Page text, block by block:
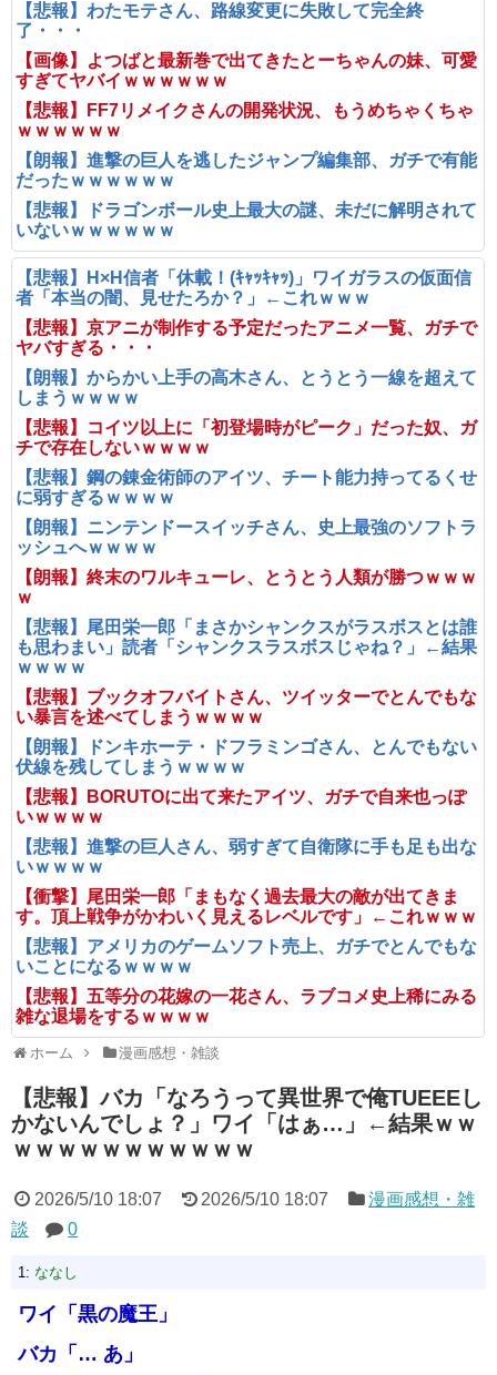
【悲報】わたモテさん、路線変更に失敗して完全終
了・・・
【画像】よつばと最新巻で出てきたとーちゃんの妹、可愛
すぎてヤバイｗｗｗｗｗｗ
【悲報】FF7リメイクさんの開発状況、もうめちゃくちゃ
ｗｗｗｗｗｗ
【朗報】進撃の巨人を逃したジャンプ編集部、ガチで有能
だったｗｗｗｗｗｗ
【悲報】ドラゴンボール史上最大の謎、未だに解明されて
いないｗｗｗｗｗｗ
【悲報】H×H信者「休載！(ｷｬｯｷｬｯ)」ワイガラスの仮面信
者「本当の闇、見せたろか？」←これｗｗｗ
【悲報】京アニが制作する予定だったアニメ一覧、ガチで
ヤバすぎる・・・
【朗報】からかい上手の高木さん、とうとう一線を超えて
しまうｗｗｗｗ
【悲報】コイツ以上に「初登場時がピーク」だった奴、ガ
チで存在しないｗｗｗｗ
【悲報】鋼の錬金術師のアイツ、チート能力持ってるくせ
に弱すぎるｗｗｗｗ
【朗報】ニンテンドースイッチさん、史上最強のソフトラ
ッシュへｗｗｗｗ
【朗報】終末のワルキューレ、とうとう人類が勝つｗｗｗ
ｗ
【悲報】尾田栄一郎「まさかシャンクスがラスボスとは誰
も思わまい」読者「シャンクスラスボスじゃね？」←結果
ｗｗｗｗ
【悲報】ブックオフバイトさん、ツイッターでとんでもな
い暴言を述べてしまうｗｗｗｗ
【朗報】ドンキホーテ・ドフラミンゴさん、とんでもない
伏線を残してしまうｗｗｗｗ
【悲報】BORUTOに出て来たアイツ、ガチで自来也っぽ
いｗｗｗｗ
【悲報】進撃の巨人さん、弱すぎて自衛隊に手も足も出な
いｗｗｗｗ
【衝撃】尾田栄一郎「まもなく過去最大の敵が出てきま
す。頂上戦争がかわいく見えるレベルです」←これｗｗｗ
【悲報】アメリカのゲームソフト売上、ガチでとんでもな
いことになるｗｗｗｗ
【悲報】五等分の花嫁の一花さん、ラブコメ史上稀にみる
雑な退場をするｗｗｗｗ
ホーム 漫画感想・雑談
【悲報】バカ「なろうって異世界で俺TUEEEし
かないんでしょ？」ワイ「はぁ…」←結果ｗｗ
ｗｗｗｗｗｗｗｗｗｗｗ
2026/5/10 18:07 2026/5/10 18:07
漫画感想・雑
談
0
1: ななし
ワイ「黒の魔王」
バカ「… あ」